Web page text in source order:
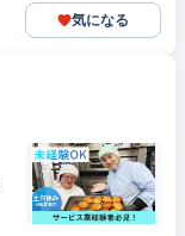
気になる